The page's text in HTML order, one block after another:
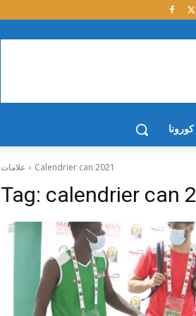
كورونا
علامات Calendrier can 2021
Tag: calendrier can